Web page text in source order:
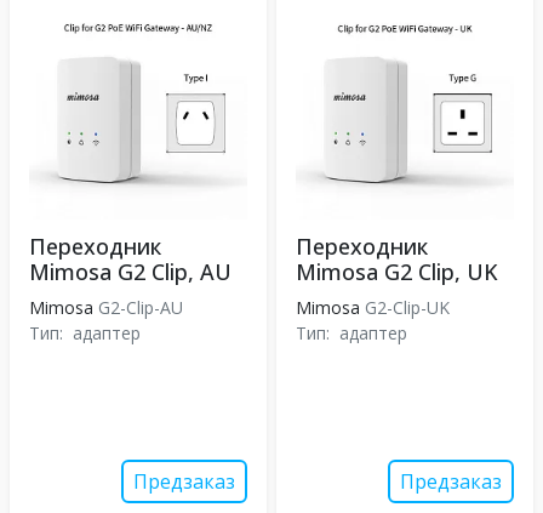
Переходник
Mimosa G2 Clip, AU
Mimosa G2-Clip-AU
Тип: адаптер
Предзаказ
Переходник
Mimosa G2 Clip, UK
Mimosa G2-Clip-UK
Тип: адаптер
Предзаказ